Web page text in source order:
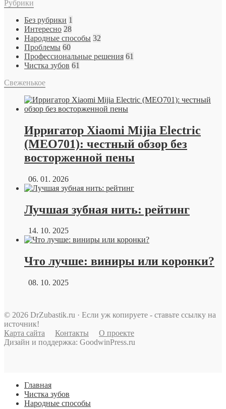
Рубрики
Без рубрики 1
Интересно 28
Народные способы 32
Проблемы 60
Профессиональные решения 61
Чистка зубов 61
Свеженькое
Ирригатор Xiaomi Mijia Electric
(MEO701): честный обзор без
восторженной пены
06. 01. 2026
Лучшая зубная нить: рейтинг
14. 10. 2025
Что лучше: виниры или коронки?
08. 10. 2025
© 2026 DrZubastik.ru · Если уж копируете - ставьте ссылку на
источник!
Карта сайта
Контакты
О проекте
Дизайн и поддержка: GoodwinPress.ru
Главная
Чистка зубов
Народные способы